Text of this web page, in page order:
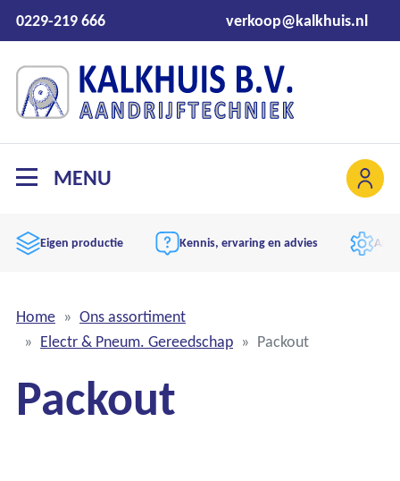
0229-219 666 verkoop@kalkhuis.nl
MENU
Eigen productie Kennis, ervaring en advies
Home
Ons assortiment
Electr & Pneum. Gereedschap
Packout
Packout